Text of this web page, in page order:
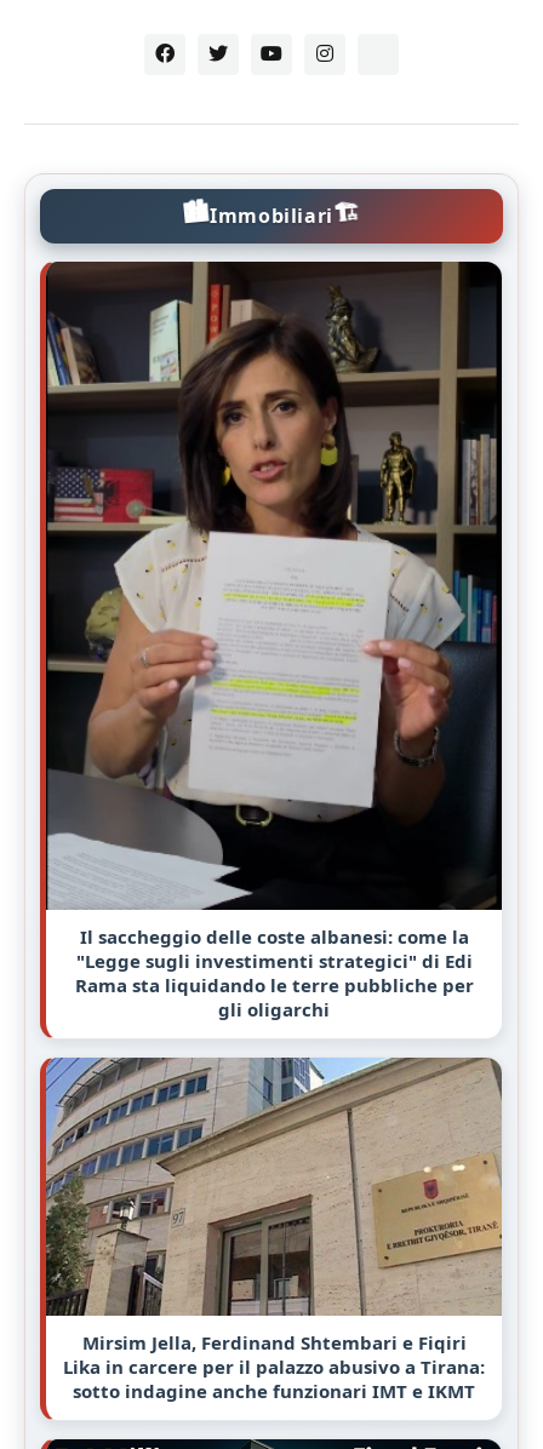
🏙️Immobiliari🏗️
Il saccheggio delle coste albanesi: come la
"Legge sugli investimenti strategici" di Edi
Rama sta liquidando le terre pubbliche per
gli oligarchi
Mirsim Jella, Ferdinand Shtembari e Fiqiri
Lika in carcere per il palazzo abusivo a Tirana:
sotto indagine anche funzionari IMT e IKMT